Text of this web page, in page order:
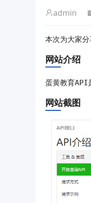
admin
本次为大家分
网站介绍
蛋黄教育API
网站截图